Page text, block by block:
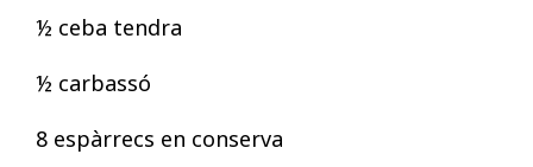
½ ceba tendra
½ carbassó
8 espàrrecs en conserva